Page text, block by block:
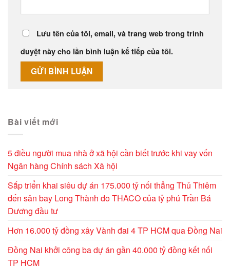
Lưu tên của tôi, email, và trang web trong trình
duyệt này cho lần bình luận kế tiếp của tôi.
Bài viết mới
5 điều người mua nhà ở xã hội cần biết trước khi vay vốn
Ngân hàng Chính sách Xã hội
Sắp triển khai siêu dự án 175.000 tỷ nối thẳng Thủ Thiêm
đến sân bay Long Thành do THACO của tỷ phú Trần Bá
Dương đầu tư
Hơn 16.000 tỷ đồng xây Vành đai 4 TP HCM qua Đồng Nai
Đồng Nai khởi công ba dự án gần 40.000 tỷ đồng kết nối
TP HCM